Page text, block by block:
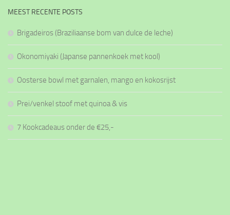
MEEST RECENTE POSTS
Brigadeiros (Braziliaanse bom van dulce de leche)
Okonomiyaki (Japanse pannenkoek met kool)
Oosterse bowl met garnalen, mango en kokosrijst
Prei/venkel stoof met quinoa & vis
7 Kookcadeaus onder de €25,-